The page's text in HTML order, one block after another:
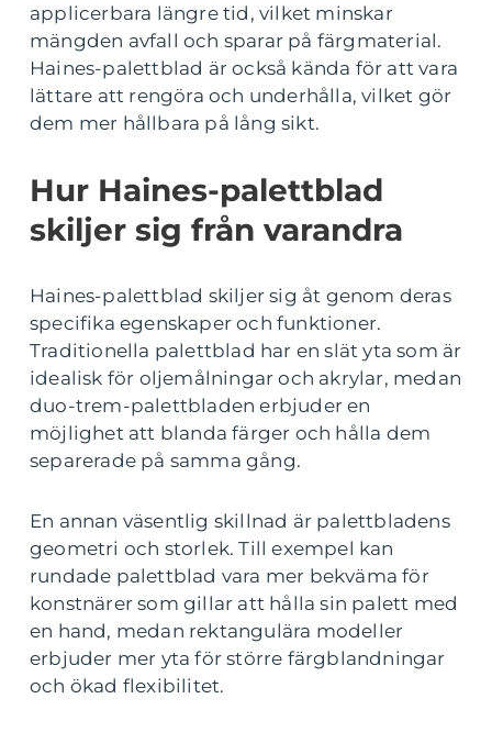
applicerbara längre tid, vilket minskar
mängden avfall och sparar på färgmaterial.
Haines-palettblad är också kända för att vara
lättare att rengöra och underhålla, vilket gör
dem mer hållbara på lång sikt.
Hur Haines-palettblad
skiljer sig från varandra
Haines-palettblad skiljer sig åt genom deras
specifika egenskaper och funktioner.
Traditionella palettblad har en slät yta som är
idealisk för oljemålningar och akrylar, medan
duo-trem-palettbladen erbjuder en
möjlighet att blanda färger och hålla dem
separerade på samma gång.
En annan väsentlig skillnad är palettbladens
geometri och storlek. Till exempel kan
rundade palettblad vara mer bekväma för
konstnärer som gillar att hålla sin palett med
en hand, medan rektangulära modeller
erbjuder mer yta för större färgblandningar
och ökad flexibilitet.